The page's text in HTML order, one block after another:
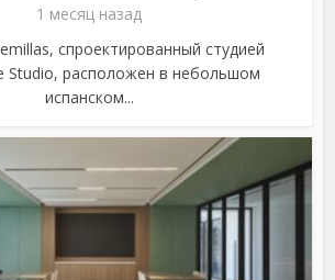
1 месяц назад
спроектированный студией
Studio, расположен в небольшом
испанском...